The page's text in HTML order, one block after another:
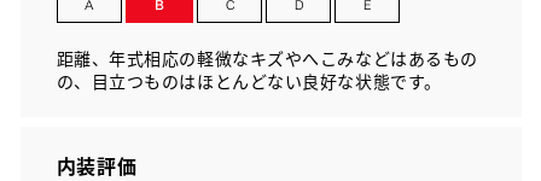
距離、年式相応の軽微なキズやへこみなどはあるもの
の、目立つものはほとんどない良好な状態です。
内装評価